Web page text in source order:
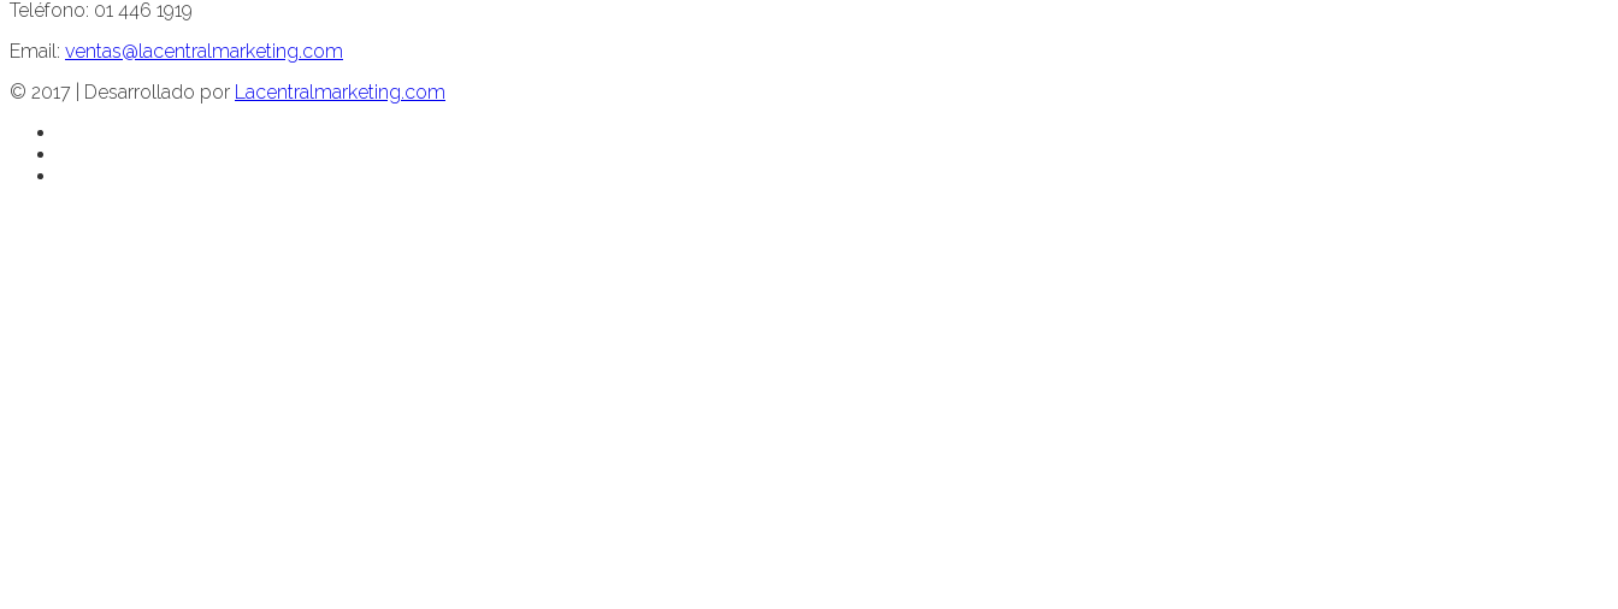
Teléfono: 01 446 1919
Email: ventas@lacentralmarketing.com
© 2017 | Desarrollado por Lacentralmarketing.com